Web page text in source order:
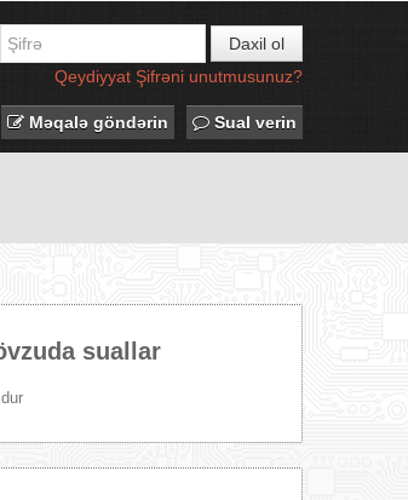
Daxil ol
Qeydiyyat Şifrəni unutmusunuz?
Məqalə göndərin Sual verin
suallar